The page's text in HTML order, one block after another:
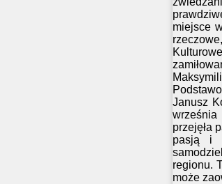
miejsce
Janusz
przejęła
pasją i
regionu.
może